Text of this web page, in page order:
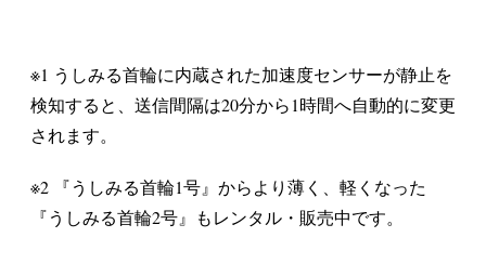
※1 うしみる首輪に内蔵された加速度センサーが静止を
検知すると、送信間隔は20分から1時間へ自動的に変更
されます。
※2 『うしみる首輪1号』からより薄く、軽くなった
『うしみる首輪2号』もレンタル・販売中です。